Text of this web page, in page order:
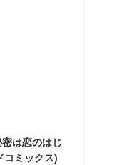
は恋のはじ
コミックス)